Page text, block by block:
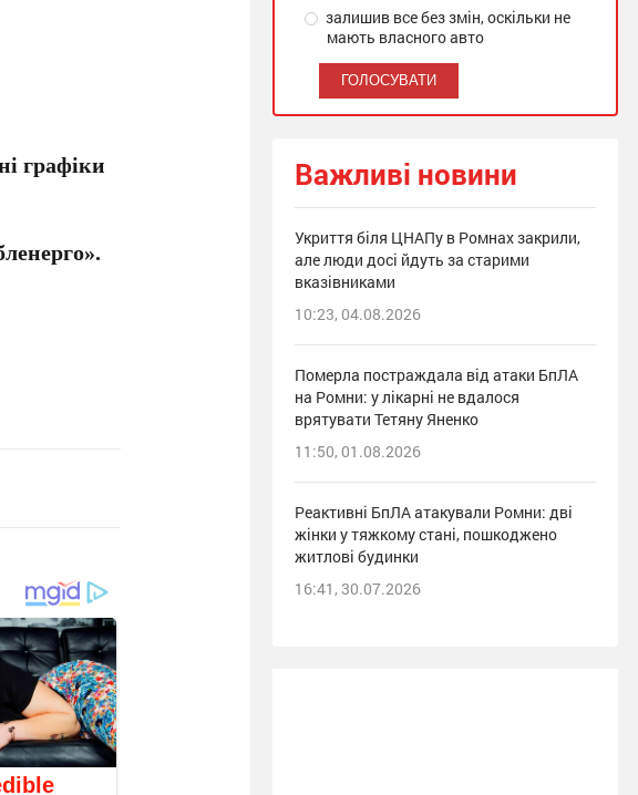
графіки
залишив все без змін, оскільки не
мають власного авто
Важливі новини
Укриття біля ЦНАПу в Ромнах закрили,
але люди досі йдуть за старими
вказівниками
10:23, 04.08.2026
Померла постраждала від атаки БпЛА
на Ромни: у лікарні не вдалося
врятувати Тетяну Яненко
11:50, 01.08.2026
Реактивні БпЛА атакували Ромни: дві
жінки у тяжкому стані, пошкоджено
житлові будинки
16:41, 30.07.2026